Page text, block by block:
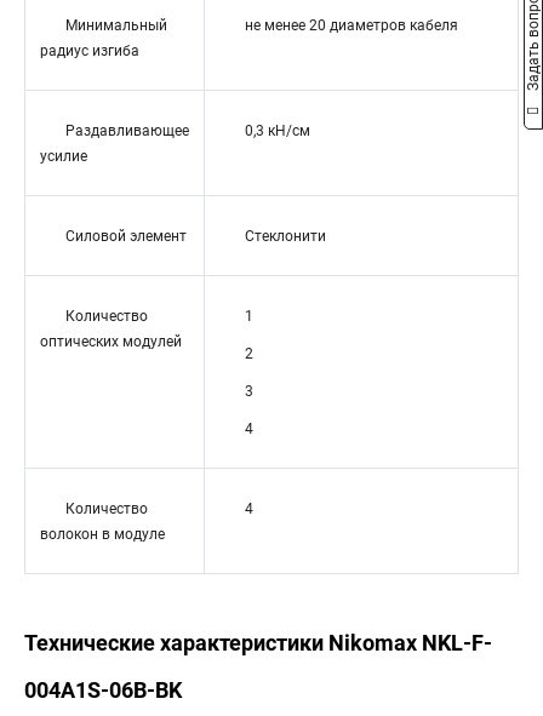
Минимальный
радиус изгиба
не менее 20 диаметров кабеля
Раздавливающее
усилие
0,3 кН/см
Силовой элемент Стеклонити
Количество
оптических модулей
1
2
3
4
Количество
волокон в модуле
4
Технические характеристики Nikomax NKL-F-
004A1S-06B-BK
Задать вопрос